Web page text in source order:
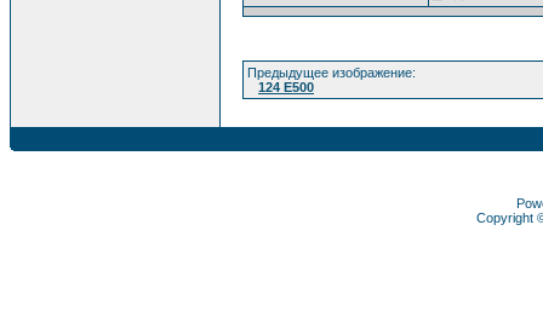
Предыдущее изображение:
124 Е500
Copyright